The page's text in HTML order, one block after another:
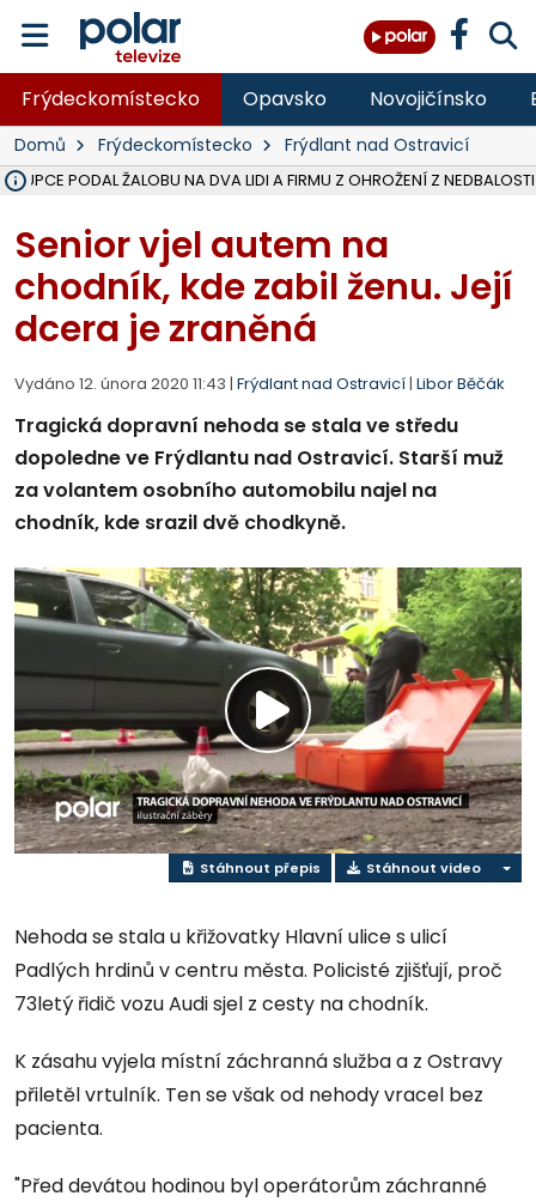
Frýdeckomístecko Opavsko Novojičínsko
Domů Frýdeckomístecko Frýdlant nad Ostravicí
PODAL ŽALOBU NA DVA LIDI A FIRMU Z OHROŽENÍ Z NEDBALOSTI
Senior vjel autem na
chodník, kde zabil ženu. Její
dcera je zraněná
Vydáno 12. února 2020 11:43 | Frýdlant nad Ostravicí | Libor Běčák
Tragická dopravní nehoda se stala ve středu
dopoledne ve Frýdlantu nad Ostravicí. Starší muž
za volantem osobního automobilu najel na
chodník, kde srazil dvě chodkyně.
Přehrát
video
Stáhnout přepis Stáhnout video
Nehoda se stala u křižovatky Hlavní ulice s ulicí
Padlých hrdinů v centru města. Policisté zjišťují, proč
73letý řidič vozu Audi sjel z cesty na chodník.
K zásahu vyjela místní záchranná služba a z Ostravy
přiletěl vrtulník. Ten se však od nehody vracel bez
pacienta.
"Před devátou hodinou byl operátorům záchranné